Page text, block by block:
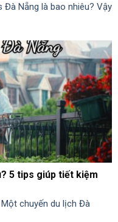
Đà Nẵng là bao nhiêu? Vậy
5 tips giúp tiết kiệm
chuyến du lịch Đà